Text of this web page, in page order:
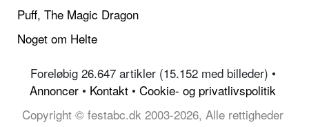
Puff, The Magic Dragon
Noget om Helte
Foreløbig 26.647 artikler (15.152 med billeder) •
Annoncer • Kontakt • Cookie- og privatlivspolitik
Copyright © festabc.dk 2003-2026, Alle rettigheder